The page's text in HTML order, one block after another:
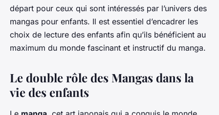
départ pour ceux qui sont intéressés par l’univers des
mangas pour enfants. Il est essentiel d’encadrer les
choix de lecture des enfants afin qu’ils bénéficient au
maximum du monde fascinant et instructif du manga.
Le double rôle des Mangas dans la
vie des enfants